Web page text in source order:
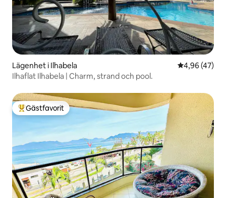
Lägenhet i Ilhabela 4,96 av 5 i
4,96 (47)
Ilhaflat Ilhabela | Charm, strand och pool.
Populär gästfavorit
Gästfavorit